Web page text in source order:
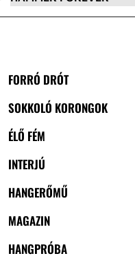
FORRÓ DRÓT
SOKKOLÓ KORONGOK
ÉLŐ FÉM
INTERJÚ
HANGERŐMŰ
MAGAZIN
HANGPRÓBA